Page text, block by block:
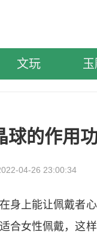
文玩
球的作用
04-26 23:00:34
身上能让佩戴者
合女性佩戴，这